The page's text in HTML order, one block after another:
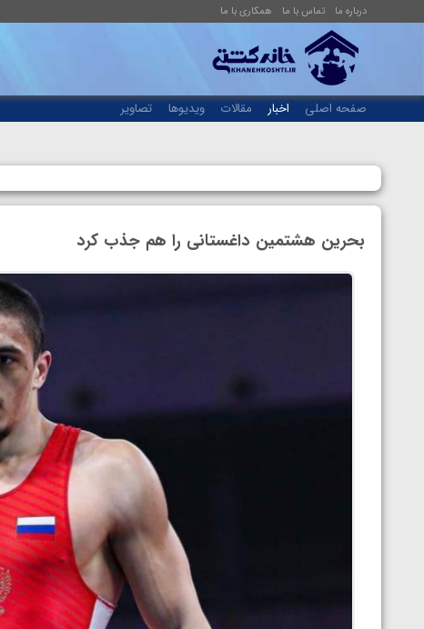
درباره ما تماس با ما همکاری با ما
صفحه اصلی اخبار مقالات ویدیوها تصاویر
بحرین هشتمین داغستانی را هم جذب کرد